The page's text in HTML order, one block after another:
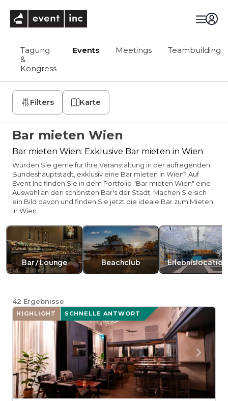
Tagung
&
Kongress
Events Meetings Teambuilding
Filters Karte
Bar mieten Wien
Bar mieten Wien: Exklusive Bar mieten in Wien
Würden Sie gerne für Ihre Veranstaltung in der aufregenden
Bundeshauptstadt, exklusiv eine Bar mieten in Wien? Auf
Event Inc finden Sie in dem Portfolio "Bar mieten Wien" eine
Auswahl an den schönsten Bar's der Stadt. Machen Sie sich
ein Bild davon und finden Sie jetzt die ideale Bar zum Mieten
in Wien.
Bar / Lounge Beachclub Erlebnislocation
42 Ergebnisse
HIGHLIGHT SCHNELLE ANTWORT